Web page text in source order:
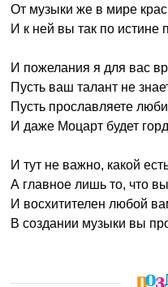
От музыки же в мире
И к ней вы так по истине
И пожелания я для вас
Пусть ваш талант не
Пусть прославляете
И даже Моцарт будет
И тут не важно, какой
А главное лишь то, что
И восхитителен любой
В создании музыки вы